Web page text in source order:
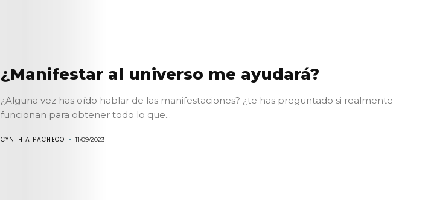
Vivir
genuinamente
Aparta
¿Manifestar al universo me ayudará?
¿Alguna vez has oído hablar de las manifestaciones? ¿te has preguntado si realmente
funcionan para obtener todo lo que...
CYNTHIA PACHECO 11/09/2023